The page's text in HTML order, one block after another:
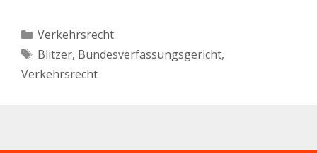
Kategorien
Verkehrsrecht
Schlagwörter
Blitzer, Bundesverfassungsgericht,
Verkehrsrecht